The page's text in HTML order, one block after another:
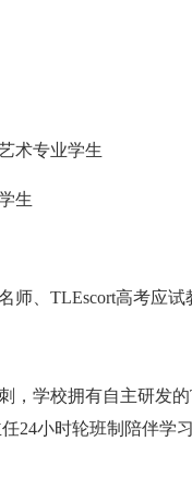
术专业学生
生
师、TLEscort高考应试
，学校拥有自主研发
24小时轮班制陪伴学